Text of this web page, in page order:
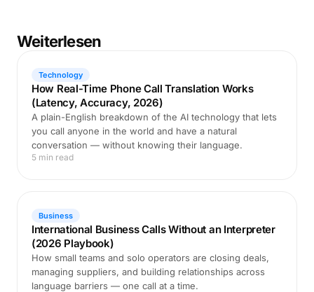
Weiterlesen
Technology
How Real-Time Phone Call Translation Works
(Latency, Accuracy, 2026)
A plain-English breakdown of the AI technology that lets
you call anyone in the world and have a natural
conversation — without knowing their language.
5 min read
Business
International Business Calls Without an Interpreter
(2026 Playbook)
How small teams and solo operators are closing deals,
managing suppliers, and building relationships across
language barriers — one call at a time.